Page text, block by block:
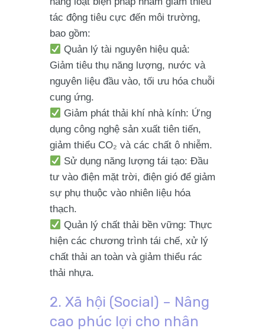
tác động tiêu cực đến môi trường,
bao gồm:
Quản lý tài nguyên hiệu quả:
Giảm tiêu thụ năng lượng, nước và
nguyên liệu đầu vào, tối ưu hóa chuỗi
cung ứng.
Giảm phát thải khí nhà kính: Ứng
dụng công nghệ sản xuất tiên tiến,
giảm thiểu CO₂ và các chất ô nhiễm.
Sử dụng năng lượng tái tạo: Đầu
tư vào điện mặt trời, điện gió để giảm
sự phụ thuộc vào nhiên liệu hóa
thạch.
Quản lý chất thải bền vững: Thực
hiện các chương trình tái chế, xử lý
chất thải an toàn và giảm thiểu rác
thải nhựa.
2. Xã hội (Social) – Nâng
cao phúc lợi cho nhân